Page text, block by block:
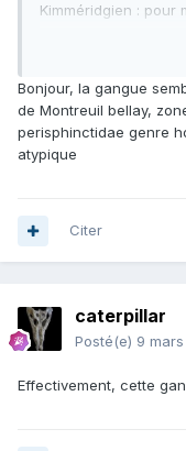
Kimméridgien :
Bonjour, la gangue
de Montreuil bellay,
perisphinctidae genre
atypique
Citer
caterpillar
Posté(e) 9 mars
Effectivement, cette